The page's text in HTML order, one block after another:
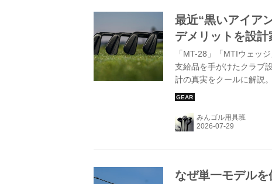
最近“黒いアイア
デメリットを設計
「MT-28」「MTIウェッ
支給品を手がけたクラブ
計の真実をクールに解説
リットについて考察した。
みんゴル用具班
なぜ単一モデル